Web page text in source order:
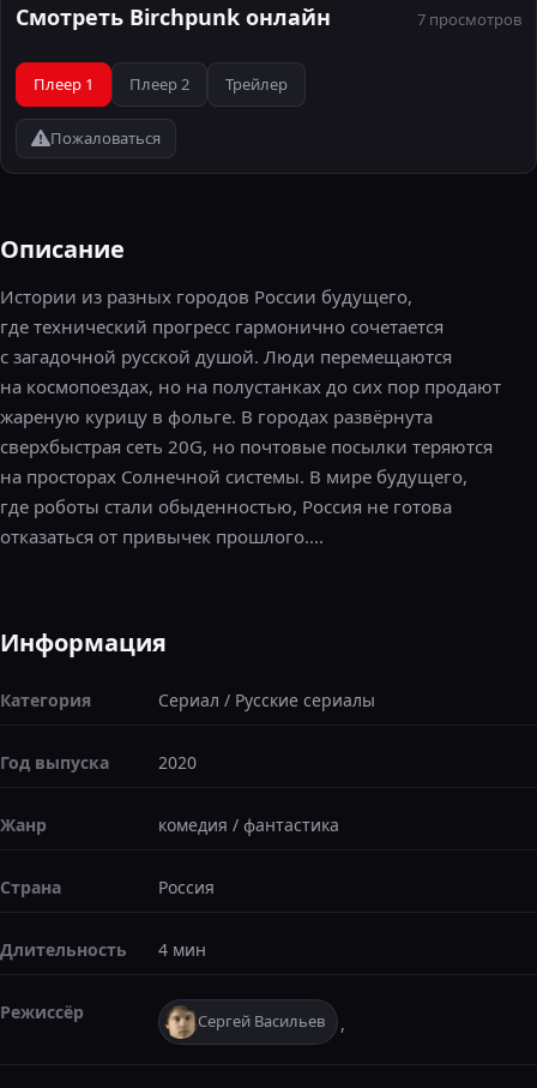
Смотреть Birchpunk онлайн 7 просмотров
Плеер 1 Плеер 2 Трейлер
Пожаловаться
Описание
Истории из разных городов России будущего,
где технический прогресс гармонично сочетается
с загадочной русской душой. Люди перемещаются
на космопоездах, но на полустанках до сих пор продают
жареную курицу в фольге. В городах развёрнута
сверхбыстрая сеть 20G, но почтовые посылки теряются
на просторах Солнечной системы. В мире будущего,
где роботы стали обыденностью, Россия не готова
отказаться от привычек прошлого....
Информация
Категория Сериал / Русские сериалы
Год выпуска 2020
Жанр комедия / фантастика
Страна Россия
Длительность 4 мин
Режиссёр Сергей Васильев ,